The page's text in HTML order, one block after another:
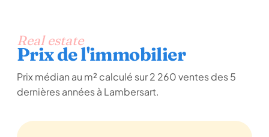
Real estate
Prix de l'immobilier
Prix médian au m² calculé sur 2 260 ventes des 5
dernières années à Lambersart.